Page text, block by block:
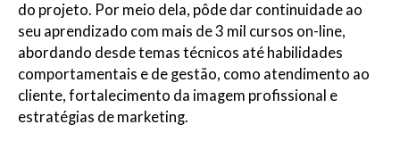
do projeto. Por meio dela, pôde dar continuidade ao
seu aprendizado com mais de 3 mil cursos on-line,
abordando desde temas técnicos até habilidades
comportamentais e de gestão, como atendimento ao
cliente, fortalecimento da imagem profissional e
estratégias de marketing.